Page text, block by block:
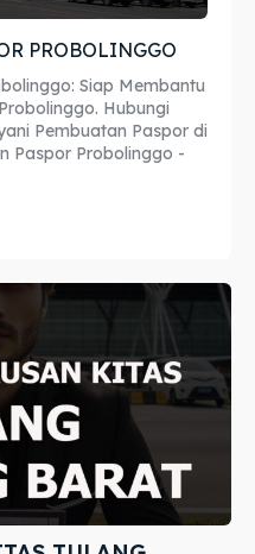
PROBOLINGGO
Siap Membantu
Hubungi
Pembuatan Paspor di
Paspor Probolinggo -